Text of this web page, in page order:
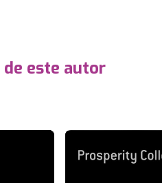
este autor